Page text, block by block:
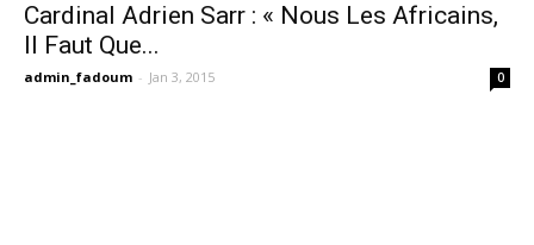
Cardinal Adrien Sarr : « Nous Les Africains,
Il Faut Que...
admin_fadoum - Jan 3, 2015 0